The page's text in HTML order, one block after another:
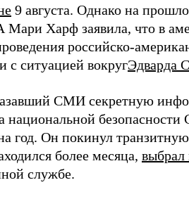
9 августа. Однако на
Харф заявила, что в
российско-
с ситуацией вокругЭдварда
СМИ секретную
национальной
год. Он покинул
более месяца, выбрал
службе.